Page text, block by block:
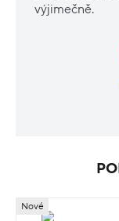
výjimečně.
Nové